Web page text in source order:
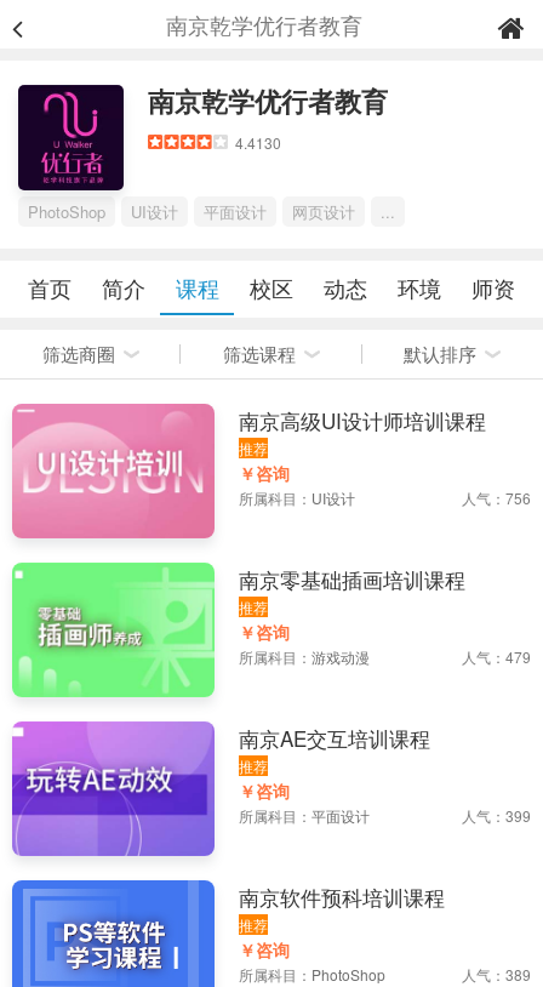
南京乾学优行者教育
南京乾学优行者教育
4.4130
PhotoShop UI设计 平面设计 网页设计 ...
首页 简介 课程 校区 动态 环境 师资
筛选商圈 筛选课程 默认排序
南京高级UI设计师培训课程
推荐
￥咨询
所属科目： UI设计 人气：756
南京零基础插画培训课程
推荐
￥咨询
所属科目： 游戏动漫 人气：479
南京AE交互培训课程
推荐
￥咨询
所属科目： 平面设计 人气：399
南京软件预科培训课程
推荐
￥咨询
所属科目： PhotoShop 人气：389